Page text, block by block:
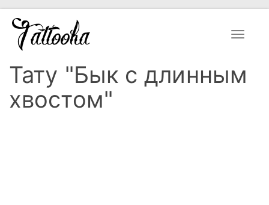
Toggle
Тату "Бык с длинным
хвостом"